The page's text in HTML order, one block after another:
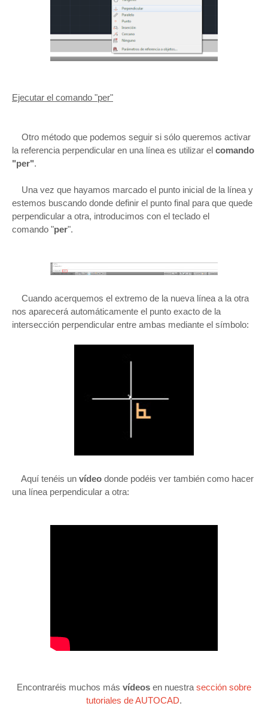
Ejecutar el comando "per"
Otro método que podemos seguir si sólo queremos activar
la referencia perpendicular en una línea es utilizar el comando
"per".
Una vez que hayamos marcado el punto inicial de la línea y
estemos buscando donde definir el punto final para que quede
perpendicular a otra, introducimos con el teclado el
comando "per".
Cuando acerquemos el extremo de la nueva línea a la otra
nos aparecerá automáticamente el punto exacto de la
intersección perpendicular entre ambas mediante el símbolo:
Aquí tenéis un vídeo donde podéis ver también como hacer
una línea perpendicular a otra:
Encontraréis muchos más vídeos en nuestra sección sobre
tutoriales de AUTOCAD.